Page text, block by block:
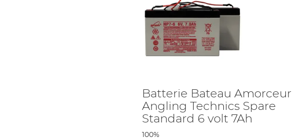
Batterie Bateau Amorceur
Angling Technics Spare
Standard 6 volt 7Ah
100%